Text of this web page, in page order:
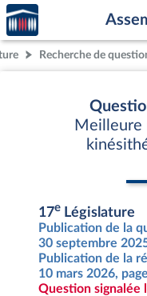
Aller au contenu
Aller en bas de la page
Accèder
à la
page
d'accueilRecherche de
Meilleure
17e Législature
Publication de la
30 septembre
Publication de la
10 mars 2026,
Question signalée